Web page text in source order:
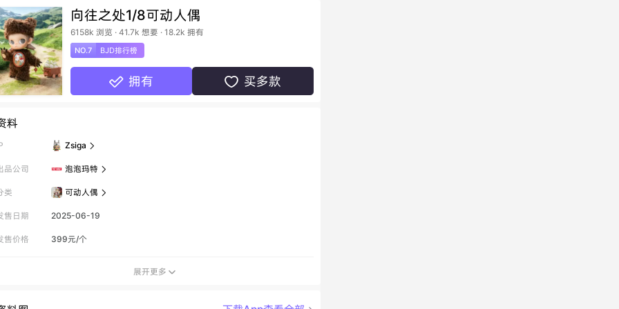
向往之处1/8可动人偶
6158k 浏览 · 41.7k 想要 · 18.2k 拥有
NO.7 BJD排行榜
 拥有  买多款
料
Zsiga 
品公司 泡泡玛特 
类 可动人偶 
售日期 2025-06-19
售价格 399元/个
展开更多 